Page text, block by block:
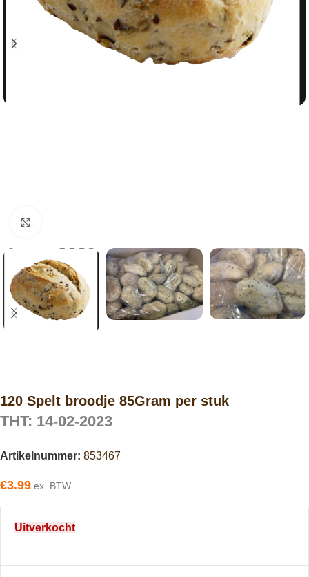
120 Spelt broodje 85Gram per stuk
THT: 14-02-2023
Artikelnummer: 853467
€3.99 ex. BTW
Uitverkocht